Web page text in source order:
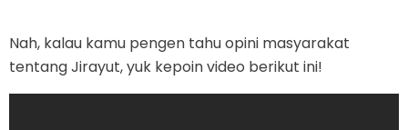
Nah, kalau kamu pengen tahu opini masyarakat
tentang Jirayut, yuk kepoin video berikut ini!